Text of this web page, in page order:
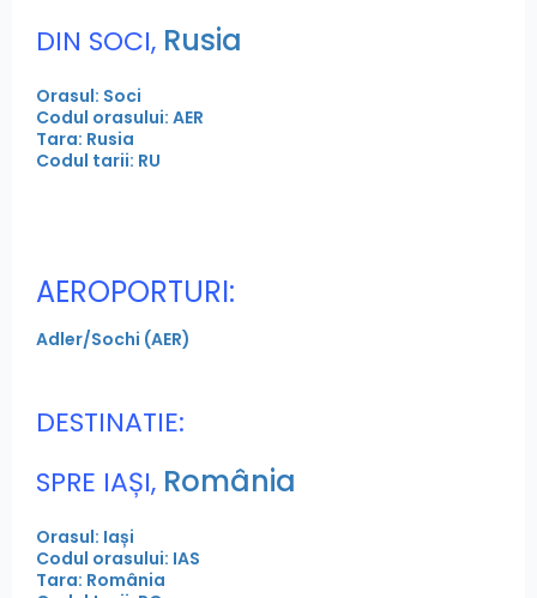
DIN SOCI, Rusia
Orasul: Soci
Codul orasului: AER
Tara: Rusia
Codul tarii: RU
AEROPORTURI:
Adler/Sochi (AER)
DESTINATIE:
SPRE IAȘI, România
Orasul: Iași
Codul orasului: IAS
Tara: România